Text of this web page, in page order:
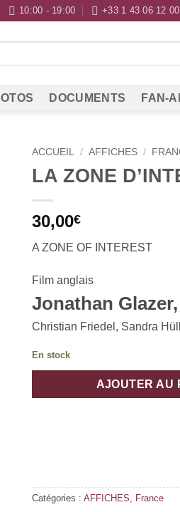
10:00 - 19:00 +33 1 43 06 12 00
DOCUMENTS FAN-
ACCUEIL / AFFICHES /
LA ZONE
30,00€
A ZONE OF INTEREST
Film anglais
Jonathan Glazer,
Christian Friedel, Sandra
En stock
AJOUTER AU
Catégories : AFFICHES France